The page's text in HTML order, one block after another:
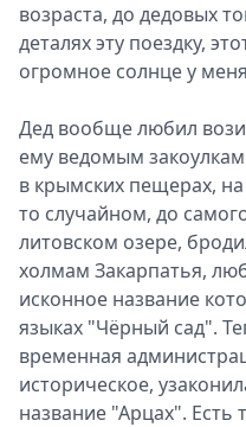
возраста, до дедовых
деталях эту поездку,
огромное солнце у
Дед вообще любил
ему ведомым
в крымских пещерах,
то случайном, до
литовском озере,
холмам Закарпатья,
исконное название
языках "Чёрный сад".
временная
историческое,
название "Арцах". Есть